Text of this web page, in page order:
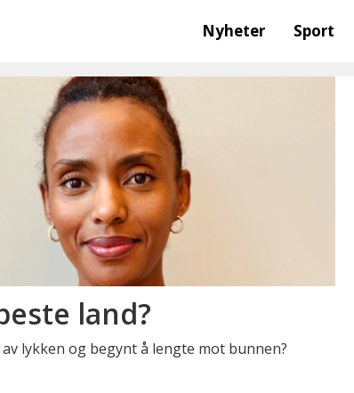
Nyheter Sport
land?
lykken og begynt å lengte mot bunnen?